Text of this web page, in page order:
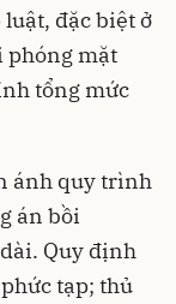
đặc biệt ở
phóng mặt
tổng mức
ánh quy trình
án bồi
Quy định
tạp; thủ